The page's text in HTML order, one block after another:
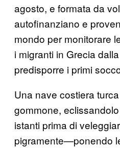
agosto, e formata da
autofinanziano e
mondo per monitorare
i migranti in Grecia
predisporre i primi
Una nave costiera
gommone,
istanti prima di
pigramente—ponendo